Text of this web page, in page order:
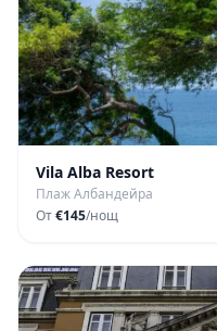
Vila Alba Resort
Плаж Албандейра
От€145/нощ